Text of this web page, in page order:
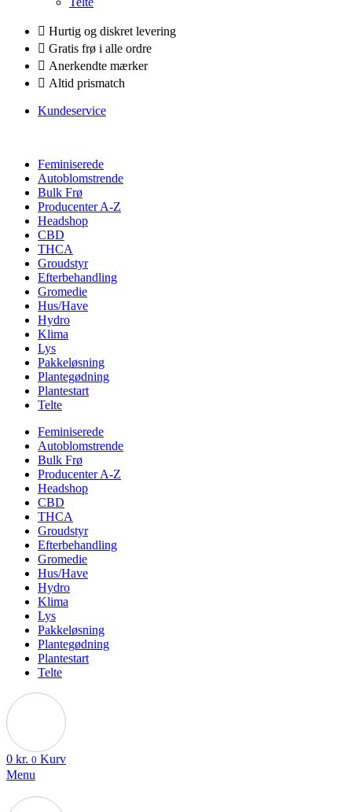
Hurtig og diskret levering
Gratis frø i alle ordre
Anerkendte mærker
Altid prismatch
Kundeservice
Feminiserede
Autoblomstrende
Bulk Frø
Producenter A-Z
Headshop
CBD
THCA
Groudstyr
Efterbehandling
Gromedie
Hus/Have
Hydro
Klima
Lys
Pakkeløsning
Plantegødning
Plantestart
Telte
Feminiserede
Autoblomstrende
Bulk Frø
Producenter A-Z
Headshop
CBD
THCA
Groudstyr
Efterbehandling
Gromedie
Hus/Have
Hydro
Klima
Lys
Pakkeløsning
Plantegødning
Plantestart
Telte
0 kr. 0 Kurv
Menu